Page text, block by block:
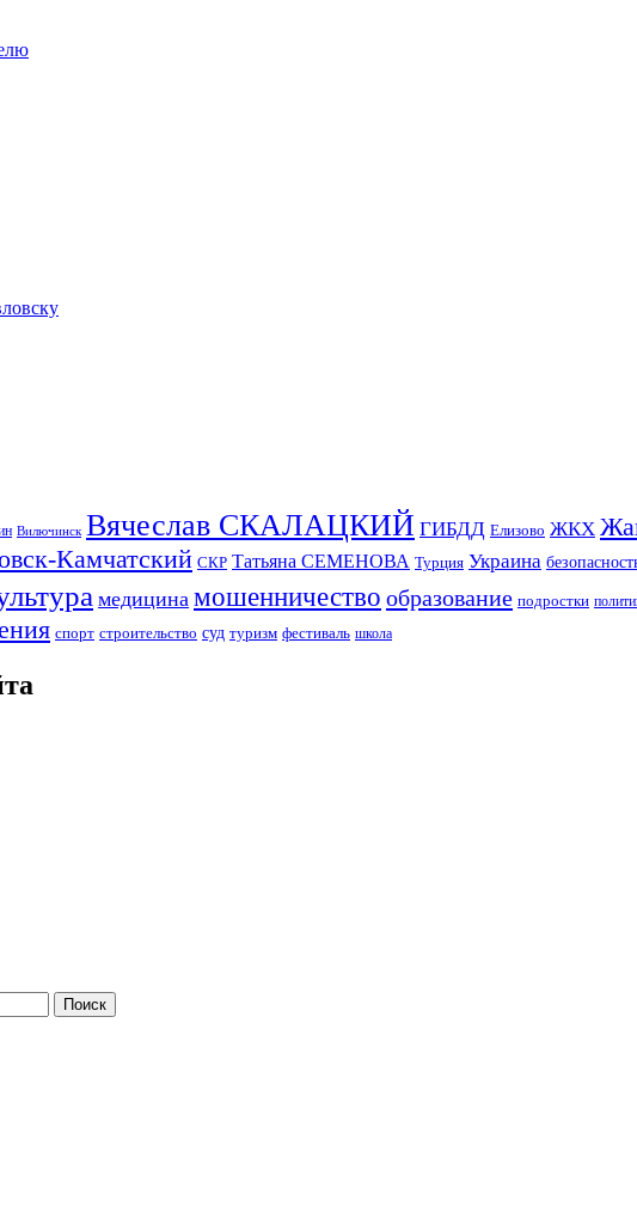
Вилючинск Вячеслав СКАЛАЦКИЙ ГИБДД Елизово ЖКХ
Камчатский СКР Татьяна СЕМЕНОВА Турция Украина
медицина мошенничество образование подростки
спорт строительство суд туризм фестиваль школа
ПОЛИТИЧЕСКОЕ ИЗДАНИЕ КАМЧАТСКОГО